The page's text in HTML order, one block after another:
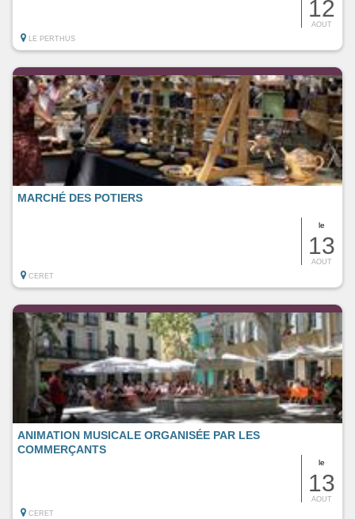
12
AOUT
LE PERTHUS
le
13
AOUT
MARCHÉ DES POTIERS
CERET
le
13
AOUT
ANIMATION MUSICALE ORGANISÉE PAR LES
COMMERÇANTS
CERET